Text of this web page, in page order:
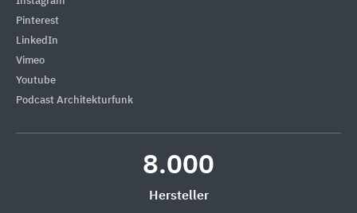
Pinterest
LinkedIn
Vimeo
Youtube
Podcast Architekturfunk
8.000
Hersteller